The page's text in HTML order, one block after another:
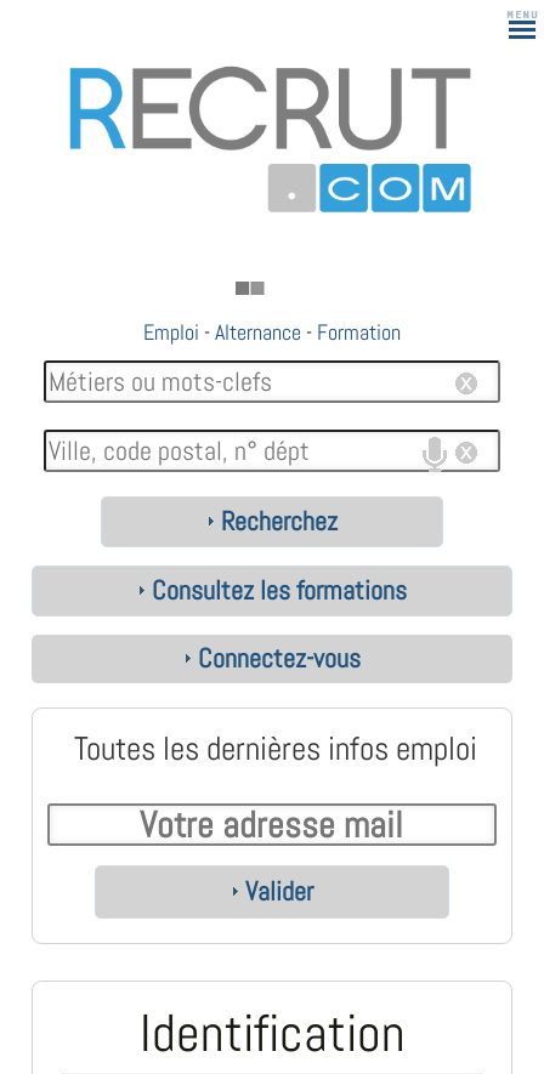
Emploi -Alternance - Formation
Recherchez
Consultez les formations
Connectez-vous
Toutes les dernières infos emploi
Valider
Identification